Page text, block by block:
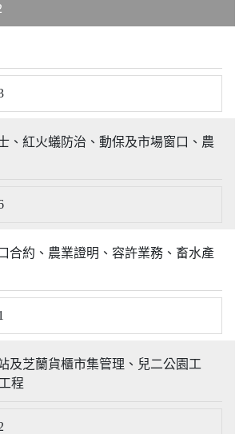
、紅火蟻防治、動保及市場窗口、農
合約、農業證明、容許業務、畜水產
及芝蘭貨櫃市集管理、兒二公園工
程